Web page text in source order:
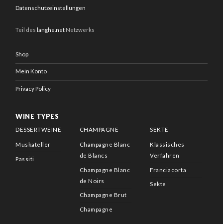
Datenschutzeinstellungen
Teil deslanghe.net Netzwerks
Shop
Mein Konto
Privacy Policy
WINE TYPES
DESSERTWEINE
Muskateller
Passiti
CHAMPAGNE
Champagne Blanc
de Blancs
Champagne Blanc
de Noirs
Champagne Brut
Champagne
SEKTE
Klassisches
Verfahren
Franciacorta
Sekte